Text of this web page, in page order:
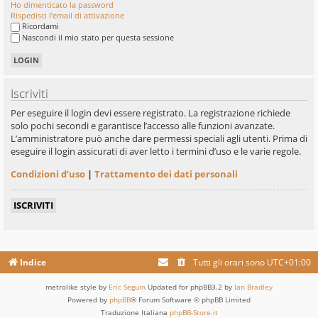
Ho dimenticato la password
Rispedisci l’email di attivazione
Ricordami
Nascondi il mio stato per questa sessione
Iscriviti
Per eseguire il login devi essere registrato. La registrazione richiede
solo pochi secondi e garantisce l’accesso alle funzioni avanzate.
L’amministratore può anche dare permessi speciali agli utenti. Prima di
eseguire il login assicurati di aver letto i termini d’uso e le varie regole.
Condizioni d’uso | Trattamento dei dati personali
ISCRIVITI
Indice Tutti gli orari sono UTC+01:00
metrolike style by Eric Seguin Updated for phpBB3.2 by Ian Bradley
Powered by phpBB® Forum Software © phpBB Limited
Traduzione Italiana phpBB-Store.it